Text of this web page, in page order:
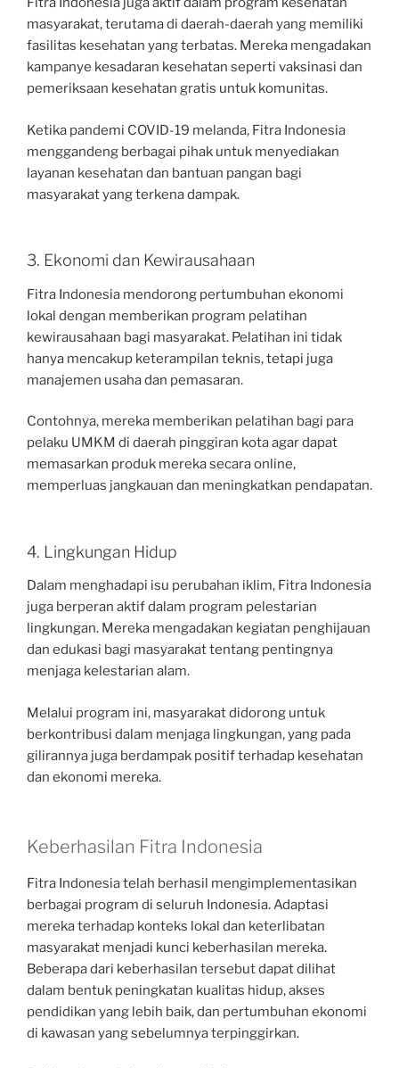
masyarakat, terutama di daerah-daerah yang memiliki
fasilitas kesehatan yang terbatas. Mereka mengadakan
kampanye kesadaran kesehatan seperti vaksinasi dan
pemeriksaan kesehatan gratis untuk komunitas.
Ketika pandemi COVID-19 melanda, Fitra Indonesia
menggandeng berbagai pihak untuk menyediakan
layanan kesehatan dan bantuan pangan bagi
masyarakat yang terkena dampak.
3. Ekonomi dan Kewirausahaan
Fitra Indonesia mendorong pertumbuhan ekonomi
lokal dengan memberikan program pelatihan
kewirausahaan bagi masyarakat. Pelatihan ini tidak
hanya mencakup keterampilan teknis, tetapi juga
manajemen usaha dan pemasaran.
Contohnya, mereka memberikan pelatihan bagi para
pelaku UMKM di daerah pinggiran kota agar dapat
memasarkan produk mereka secara online,
memperluas jangkauan dan meningkatkan pendapatan.
4. Lingkungan Hidup
Dalam menghadapi isu perubahan iklim, Fitra Indonesia
juga berperan aktif dalam program pelestarian
lingkungan. Mereka mengadakan kegiatan penghijauan
dan edukasi bagi masyarakat tentang pentingnya
menjaga kelestarian alam.
Melalui program ini, masyarakat didorong untuk
berkontribusi dalam menjaga lingkungan, yang pada
gilirannya juga berdampak positif terhadap kesehatan
dan ekonomi mereka.
Keberhasilan Fitra Indonesia
Fitra Indonesia telah berhasil mengimplementasikan
berbagai program di seluruh Indonesia. Adaptasi
mereka terhadap konteks lokal dan keterlibatan
masyarakat menjadi kunci keberhasilan mereka.
Beberapa dari keberhasilan tersebut dapat dilihat
dalam bentuk peningkatan kualitas hidup, akses
pendidikan yang lebih baik, dan pertumbuhan ekonomi
di kawasan yang sebelumnya terpinggirkan.